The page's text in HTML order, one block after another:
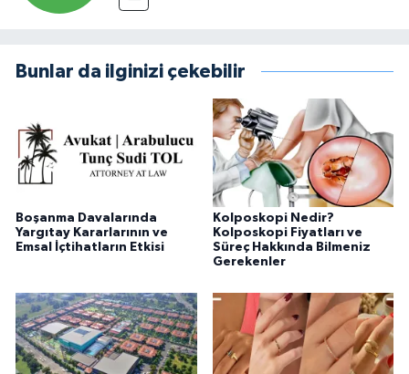
Bunlar da ilginizi çekebilir
Boşanma Davalarında
Yargıtay Kararlarının ve
Emsal İçtihatların Etkisi
Kolposkopi Nedir?
Kolposkopi Fiyatları ve
Süreç Hakkında Bilmeniz
Gerekenler